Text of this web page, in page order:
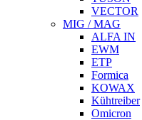
VECTOR
MIG / MAG
ALFA IN
EWM
ETP
Formica
KOWAX
Kühtreiber
Omicron